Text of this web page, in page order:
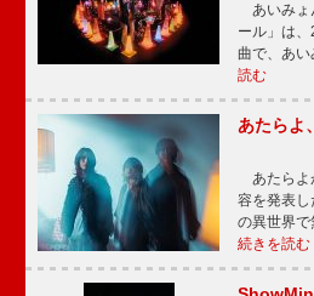
あいみょ
ール」は
曲で、あ
読む
あたらよ
あたらよ
容を発表
の異世界
続きを読む